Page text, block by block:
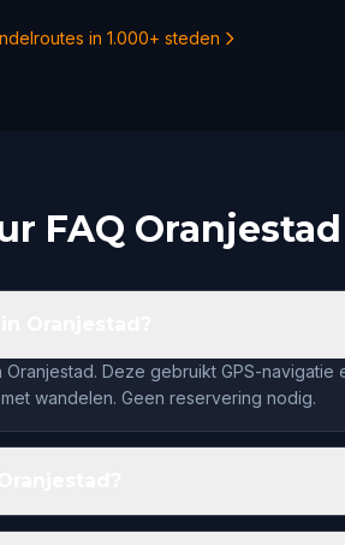
in 1.000+ steden
FAQ Oranjestad
Deze gebruikt GPS-navigatie
wandelen. Geen reservering nodig.